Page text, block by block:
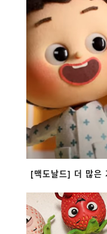
[맥도날드] 더 많은